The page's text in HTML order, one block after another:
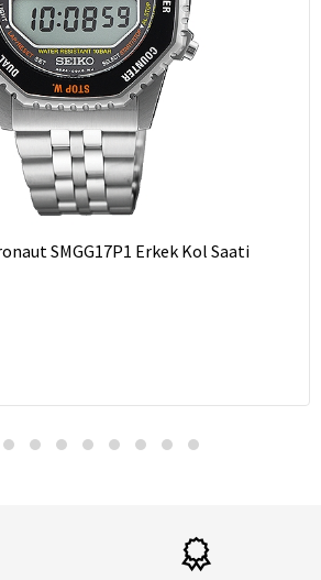
SMGG17P1 Erkek Kol Saati